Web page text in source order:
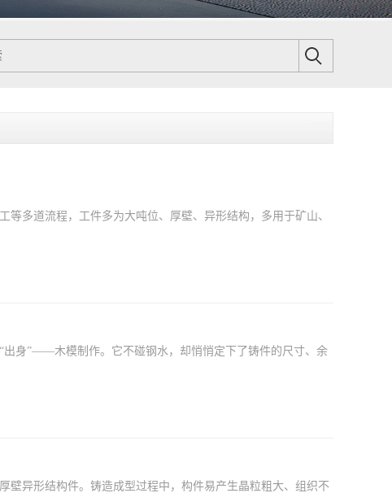
多道流程，工件多为大吨位、厚壁、异形结构，多用于矿山、
身”——木模制作。它不碰钢水，却悄悄定下了铸件的尺寸、余
异形结构件。铸造成型过程中，构件易产生晶粒粗大、组织不